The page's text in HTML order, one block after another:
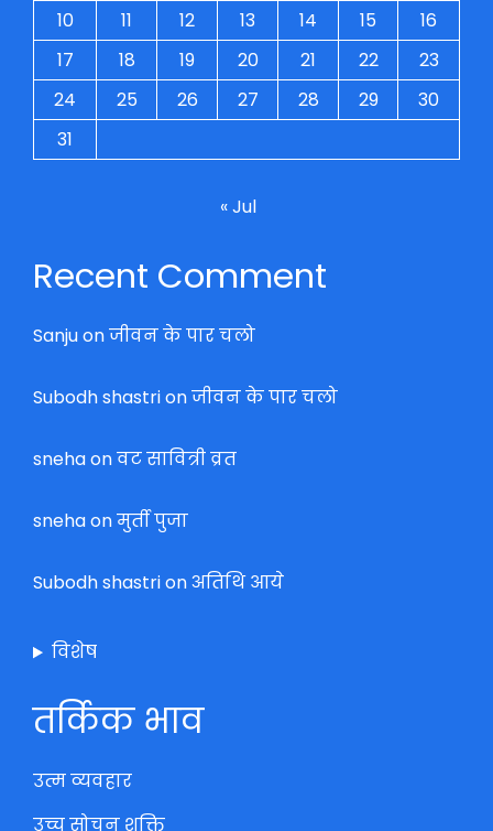
10
11 12 13 14 15
16
17
18 19 20 21 22
23
24
25 26 27 28 29
30
31
« Jul
Recent Comment
Sanjuonजीवन के पार चलो
Subodh shastrionजीवन के पार चलो
snehaonवट सावित्री व्रत
snehaonमुर्ती पुजा
Subodh shastrionअतिथि आये
विशेष
तर्किक भाव
उत्म व्यवहार
उच्च सोचन शक्ति